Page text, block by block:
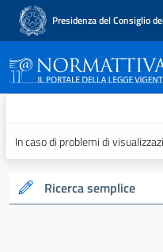
Presidenza del Consiglio
In caso di problemi di
Ricerca semplice